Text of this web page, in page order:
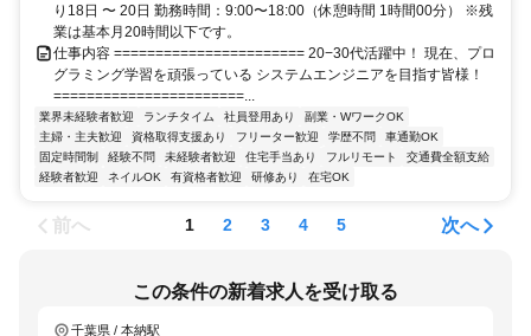
り18日 〜 20日 勤務時間：9:00〜18:00（休憩時間 1時間00分） ※残
業は基本月20時間以下です。
仕事内容 ======================= 20−30代活躍中！ 現在、プロ
グラミング学習を頑張っている システムエンジニアを目指す皆様！
=======================...
業界未経験者歓迎 ランチタイム 社員登用あり
副業・WワークOK
主婦・主夫歓迎
資格取得支援あり フリーター歓迎 学歴不問
車通勤OK
固定時間制
経験不問 未経験者歓迎 住宅手当あり フルリモート
交通費全額支給
経験者歓迎
ネイルOK 有資格者歓迎 研修あり 在宅OK
前へ 1 2 3 4 5 次へ
この条件の新着求人を受け取る
千葉県 / 本納駅